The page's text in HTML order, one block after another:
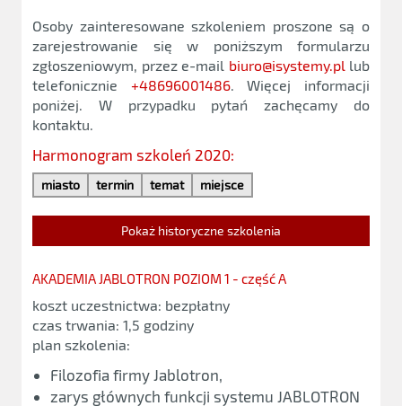
Osoby zainteresowane szkoleniem proszone są o
zarejestrowanie się w poniższym formularzu
zgłoszeniowym, przez e-mail biuro@isystemy.pllub
telefonicznie +48696001486. Więcej informacji
poniżej. W przypadku pytań zachęcamy do
kontaktu.
Harmonogram szkoleń 2020:
miasto termin temat miejsce
Pokaż historyczne szkolenia
AKADEMIA JABLOTRON POZIOM 1 - część A
koszt uczestnictwa: bezpłatny
czas trwania: 1,5 godziny
plan szkolenia:
Filozofia firmy Jablotron,
zarys głównych funkcji systemu JABLOTRON